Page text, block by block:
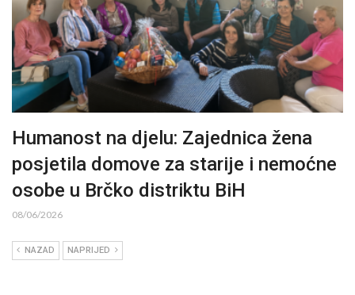
Humanost na djelu: Zajednica žena
posjetila domove za starije i nemoćne
osobe u Brčko distriktu BiH
08/06/2026
NAZAD NAPRIJED